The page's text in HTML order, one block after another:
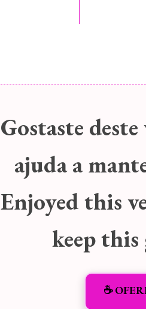
Gostaste
ajuda a
Enjoyed this
keep
☕️